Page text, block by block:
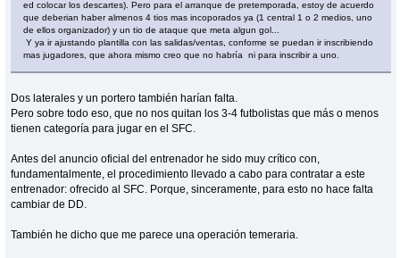
ed colocar los descartes). Pero para el arranque de pretemporada, estoy de acuerdo
que deberian haber almenos 4 tios mas incoporados ya (1 central 1 o 2 medios, uno
de ellos organizador) y un tio de ataque que meta algun gol...
Y ya ir ajustando plantilla con las salidas/ventas, conforme se puedan ir inscribiendo
mas jugadores, que ahora mismo creo que no habría ni para inscribir a uno.
Dos laterales y un portero también harían falta.
Pero sobre todo eso, que no nos quitan los 3-4 futbolistas que más o menos
tienen categoría para jugar en el SFC.
Antes del anuncio oficial del entrenador he sido muy crítico con,
fundamentalmente, el procedimiento llevado a cabo para contratar a este
entrenador: ofrecido al SFC. Porque, sinceramente, para esto no hace falta
cambiar de DD.
También he dicho que me parece una operación temeraria.